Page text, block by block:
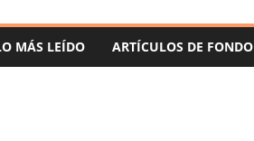
MÁS LEÍDO ARTÍCULOS DE FONDO